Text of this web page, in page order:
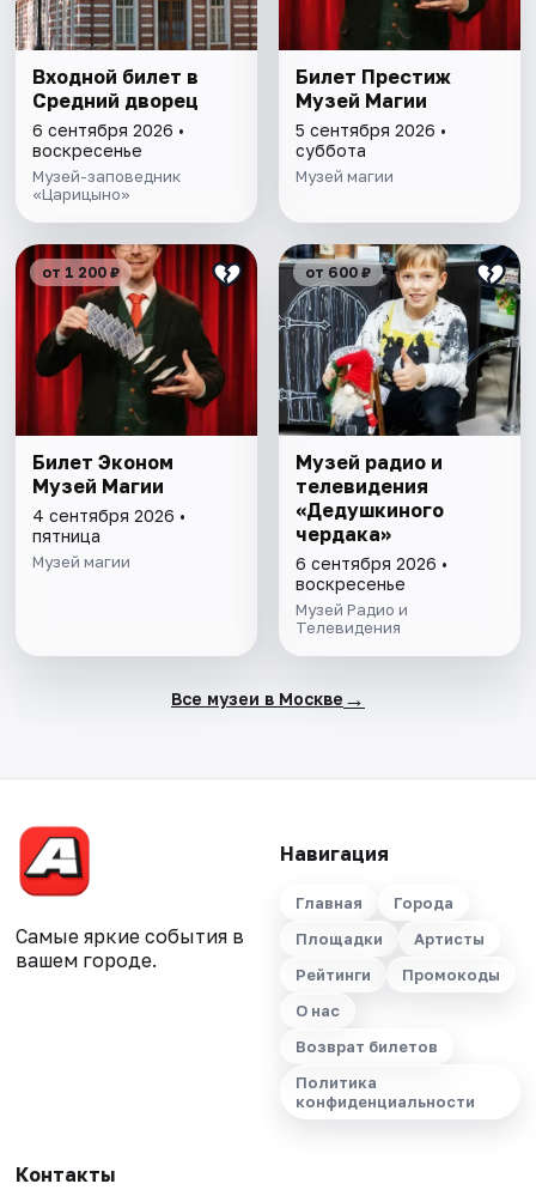
Входной билет в
Средний дворец
6 сентября 2026 •
воскресенье
Музей-заповедник
«Царицыно»
Билет Престиж
Музей Магии
5 сентября 2026 •
суббота
Музей магии
от 1 200 ₽
Билет Эконом
Музей Магии
4 сентября 2026 •
пятница
Музей магии
от 600 ₽
Музей радио и
телевидения
«Дедушкиного
чердака»
6 сентября 2026 •
воскресенье
Музей Радио и
Телевидения
Все музеи в Москве →
Самые яркие события в
вашем городе.
Навигация
Главная
Города
Площадки
Артисты
Рейтинги
Промокоды
О нас
Возврат билетов
Политика
конфиденциальности
Контакты